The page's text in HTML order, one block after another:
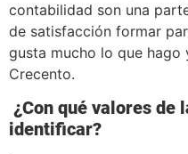
contabilidad son una
de satisfacción formar
gusta mucho lo que
Crecento.
¿Con qué valores
identificar?